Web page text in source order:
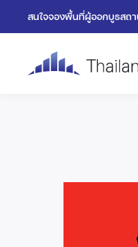
สนใจจองพื้นที่ผู้ออกบูธสถ